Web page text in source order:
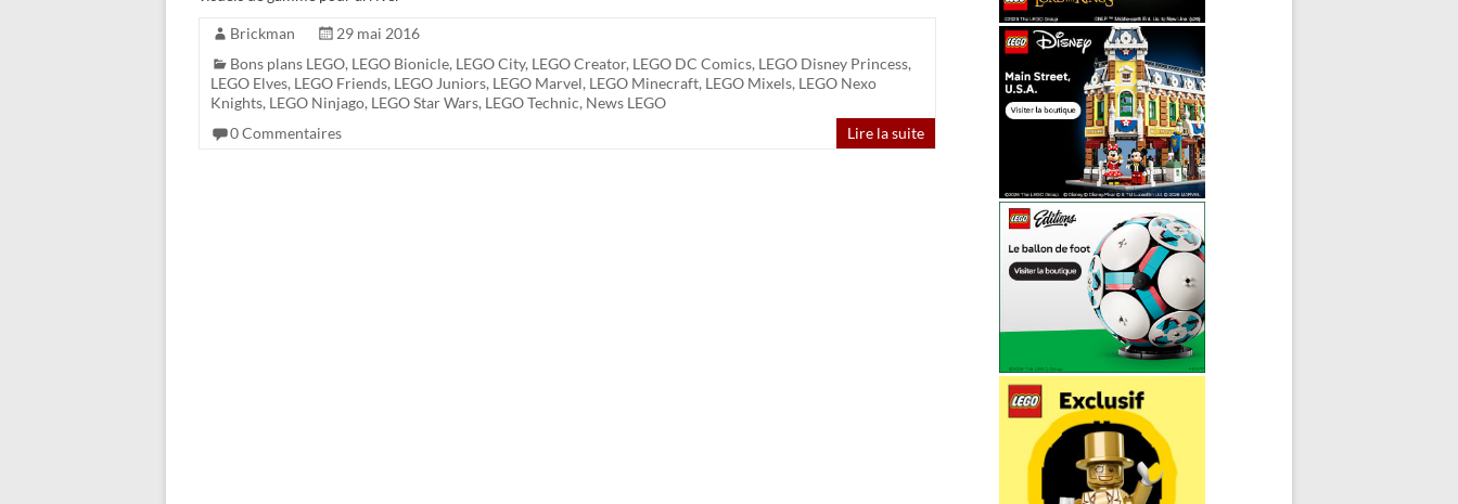
Brickman
29 mai 2016
Bons plans LEGO, LEGO Bionicle, LEGO City, LEGO Creator, LEGO DC Comics, LEGO Disney Princess,
LEGO Elves, LEGO Friends, LEGO Juniors, LEGO Marvel, LEGO Minecraft, LEGO Mixels, LEGO Nexo
Knights, LEGO Ninjago, LEGO Star Wars, LEGO Technic, News LEGO
0 Commentaires
Lire la suite